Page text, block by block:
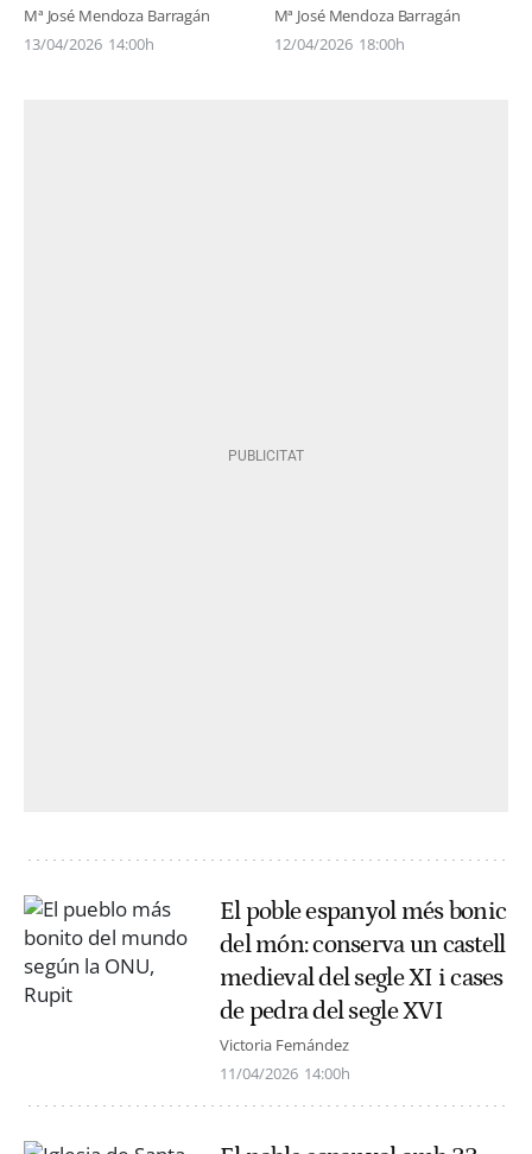
Mª José Mendoza Barragán
13/04/2026 14:00h
Mª José Mendoza Barragán
12/04/2026 18:00h
El poble espanyol més bonic
del món: conserva un castell
medieval del segle XI i cases
de pedra del segle XVI
Victoria Fernández
11/04/2026 14:00h